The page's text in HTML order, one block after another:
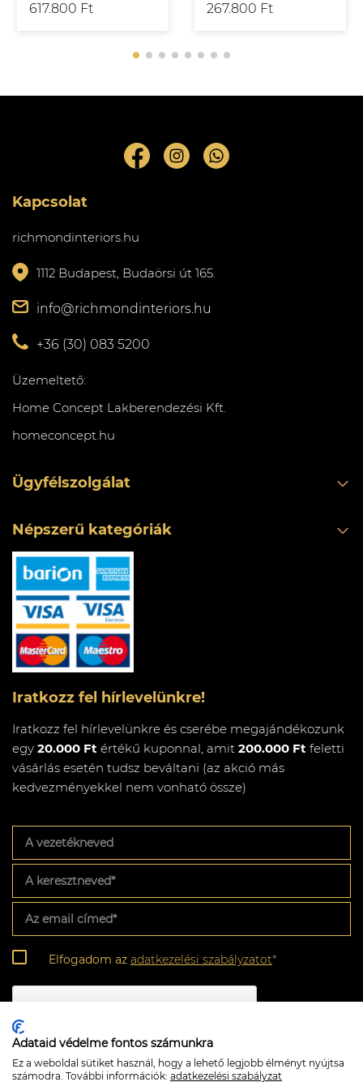
617.800 Ft 267.800 Ft
Kapcsolat
richmondinteriors.hu
1112 Budapest, Budaörsi út 165.
info@richmondinteriors.hu
+36 (30) 083 5200
Üzemeltető:
Home Concept Lakberendezési Kft.
homeconcept.hu
Ügyfélszolgálat
Népszerű kategóriák
Iratkozz fel hírlevelünkre!
Iratkozz fel hírlevelünkre és cserébe megajándékozunk
egy 20.000 Ft értékű kuponnal, amit 200.000 Ft feletti
vásárlás esetén tudsz beváltani (az akció más
kedvezményekkel nem vonható össze)
vezetékneved
keresztneved*
email
címed*
Adatkezelési
szabályzat*
Elfogadom az adatkezelési szabályzatot*
CAPTCHA
Adataid védelme fontos számunkra
Ez a weboldal sütiket használ, hogy a lehető legjobb élményt nyújtsa
számodra. További információk: adatkezelési szabályzat